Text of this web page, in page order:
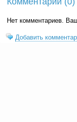
Нет комментариев.
Добавить